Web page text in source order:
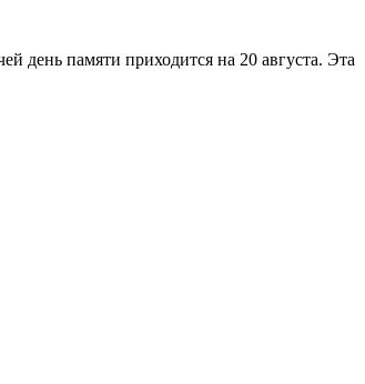
день памяти приходится на 20 августа. Эта